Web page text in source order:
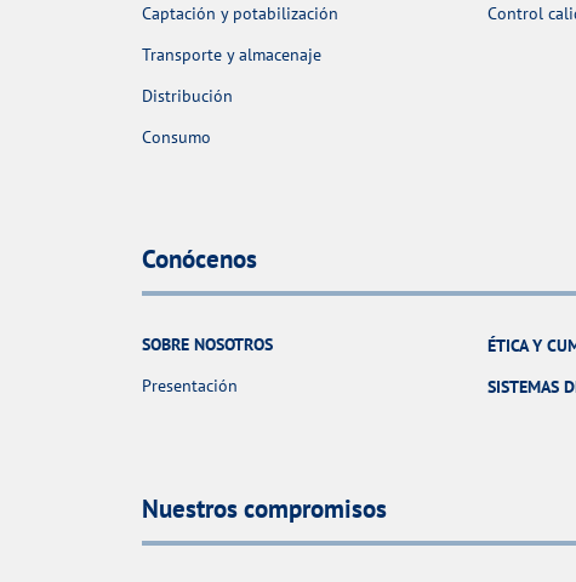
Captación y potabilización
Transporte y almacenaje
Distribución
Consumo
Control
Conócenos
SOBRE NOSOTROS
Presentación
ÉTICA Y
SISTEMAS
Nuestros compromisos